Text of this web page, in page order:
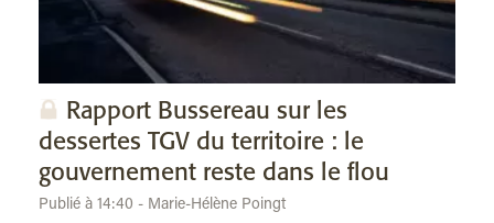
Rapport Bussereau sur les
dessertes TGV du territoire : le
gouvernement reste dans le flou
Publié à 14:40 - Marie-Hélène Poingt